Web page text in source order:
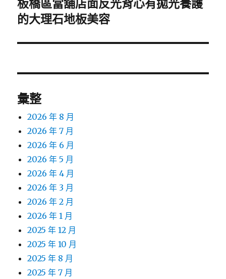
下
一
文
板橋區當舖店面反光背心有拋光養護
的大理石地板美容
彙整
2026 年 8 月
2026 年 7 月
2026 年 6 月
2026 年 5 月
2026 年 4 月
2026 年 3 月
2026 年 2 月
2026 年 1 月
2025 年 12 月
2025 年 10 月
2025 年 8 月
2025 年 7 月